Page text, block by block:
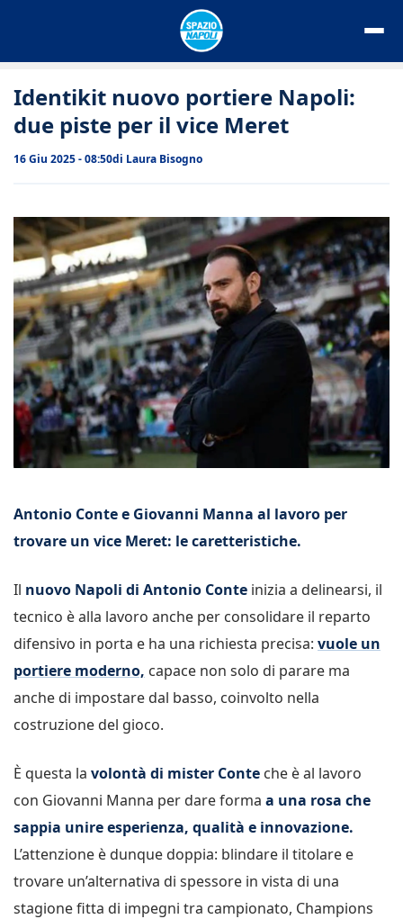
Identikit nuovo portiere Napoli:
due piste per il vice Meret
16 Giu 2025 - 08:50di Laura Bisogno
Antonio Conte e Giovanni Manna al lavoro per
trovare un vice Meret: le caretteristiche.
Il nuovo Napoli di Antonio Conte inizia a delinearsi, il
tecnico è alla lavoro anche per consolidare il reparto
difensivo in porta e ha una richiesta precisa: vuole un
portiere moderno, capace non solo di parare ma
anche di impostare dal basso, coinvolto nella
costruzione del gioco.
È questa la volontà di mister Conte che è al lavoro
con Giovanni Manna per dare forma a una rosa che
sappia unire esperienza, qualità e innovazione.
L’attenzione è dunque doppia: blindare il titolare e
trovare un’alternativa di spessore in vista di una
stagione fitta di impegni tra campionato, Champions